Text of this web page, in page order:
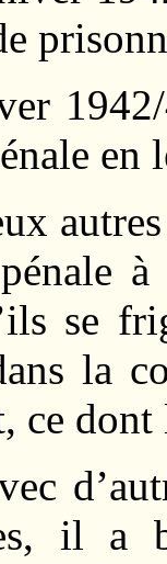
en
se
la
ce
il a